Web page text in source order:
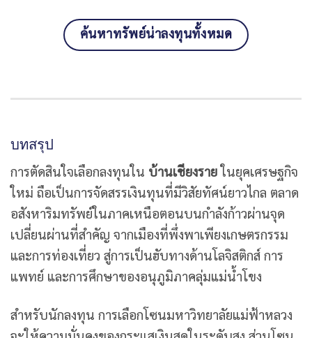
ค้นหาทรัพย์น่าลงทุนทั้งหมด
บทสรุป
การตัดสินใจเลือกลงทุนใน บ้านเชียงราย ในยุคเศรษฐกิจ
ใหม่ ถือเป็นการจัดสรรเงินทุนที่มีวิสัยทัศน์ยาวไกล ตลาด
อสังหาริมทรัพย์ในภาคเหนือตอนบนกำลังก้าวผ่านจุด
เปลี่ยนผ่านที่สำคัญ จากเมืองที่พึ่งพาเพียงเกษตรกรรม
และการท่องเที่ยว สู่การเป็นฮับทางด้านโลจิสติกส์ การ
แพทย์ และการศึกษาของอนุภูมิภาคลุ่มแม่น้ำโขง
สำหรับนักลงทุน การเลือกโซนมหาวิทยาลัยแม่ฟ้าหลวง